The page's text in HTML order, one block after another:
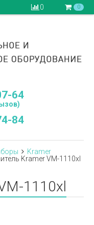
0 0
64
84
Kramer
Kramer VM-1110xl
1110xl